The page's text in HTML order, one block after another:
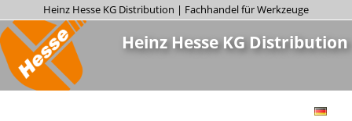
Heinz Hesse KG Distribution | Fachhandel für Werkzeuge
Heinz Hesse KG Distribution